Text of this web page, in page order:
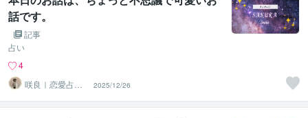
話です。
記事
占い
4
咲良｜恋愛占い
心導師
2025/12/26